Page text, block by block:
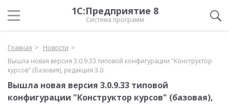
1С:Предприятие 8
Система программ
Главная
Новости
Вышла новая версия 3.0.9.33 типовой конфигурации "Конструктор
курсов" (базовая), редакция 3.0.
Вышла новая версия 3.0.9.33 типовой
конфигурации "Конструктор курсов" (базовая),